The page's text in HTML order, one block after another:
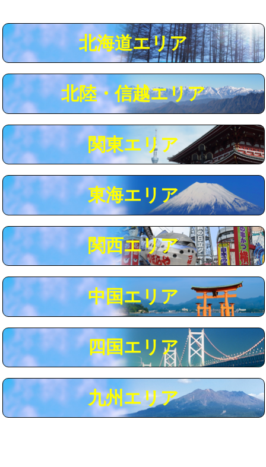
給水管工事※（ライニング鋼管・銅
管・ポリ管・HT管使用/3ｍまで)
44,000円
給水管工事※（ライニング鋼管・銅
+8,800円
マス交換（土の掘削・埋め戻し作業） 11,000円~
マス交換（深さ50㎝以上） 66,000円
コンクリート斫り（厚さ10㎝まで） 27,500円
コンクリート斫り（厚さ10㎝超え） 38,500円
モルタル補修（厚さ10㎝まで） 27,500円
モルタル補修（厚さ10㎝超え） 38,500円
追加人工 16,500円
現場見積
※給水管工事は20mmまでの価格です。
北海道エリア
北陸・信越エリア
関東エリア
東海エリア
関西エリア
中国エリア
四国エリア
九州エリア